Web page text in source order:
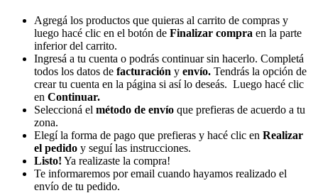
Agregá los productos que quieras al carrito de compras y
luego hacé clic en el botón de Finalizar compra en la parte
inferior del carrito.
Ingresá a tu cuenta o podrás continuar sin hacerlo. Completá
todos los datos de facturación y envío. Tendrás la opción de
crear tu cuenta en la página si así lo deseás. Luego hacé clic
en Continuar.
Seleccioná el método de envío que prefieras de acuerdo a tu
zona.
Elegí la forma de pago que prefieras y hacé clic en Realizar
el pedido y seguí las instrucciones.
Listo! Ya realizaste la compra!
Te informaremos por email cuando hayamos realizado el
envío de tu pedido.